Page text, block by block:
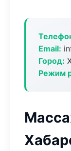
Email:
Город:
Режим